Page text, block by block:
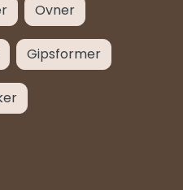
Ovner
Gipsformer